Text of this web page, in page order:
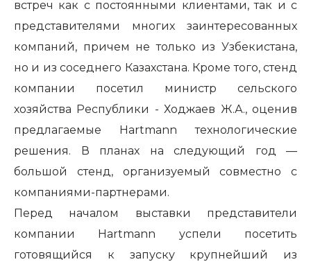
встреч как с постоянными клиентами, так и с
представителями многих заинтересованных
компаний, причем не только из Узбекистана,
но и из соседнего Казахстана. Кроме того, стенд
компании посетил министр сельского
хозяйства Республики - Ходжаев Ж.А., оценив
предлагаемые Hartmann технологические
решения. В планах на следующий год —
большой стенд, организуемый совместно с
компаниями-партнерами.
Перед началом выставки представители
компании Hartmann успели посетить
готовящийся к запуску крупнейший из